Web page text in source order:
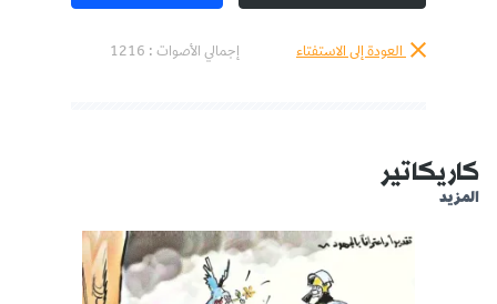
العودة إلى الاستفتاء إجمالي الأصوات : 1216
كاريكاتير
المزيد